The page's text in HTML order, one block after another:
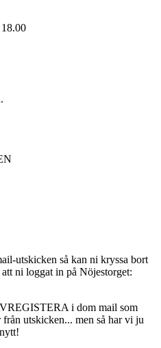
utskicken så kan ni kryssa bort
ni loggat in på Nöjestorget:
i dom mail som
utskicken... men så har vi ju